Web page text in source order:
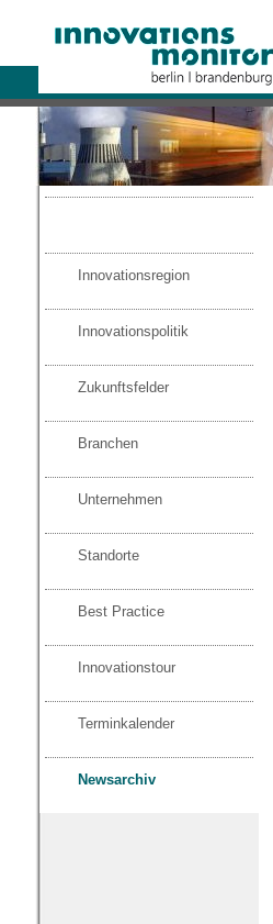
logo
Innovationsregion
Innovationspolitik
Zukunftsfelder
Branchen
Unternehmen
Standorte
Best Practice
Innovationstour
Terminkalender
Newsarchiv